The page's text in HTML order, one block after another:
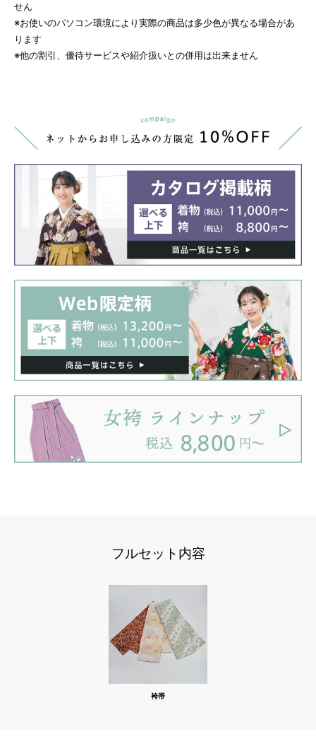
せん
※お使いのパソコン環境により実際の商品は多少色が異なる場合があ
ります
※他の割引、優待サービスや紹介扱いとの併用は出来ません
フルセット内容
袴帯